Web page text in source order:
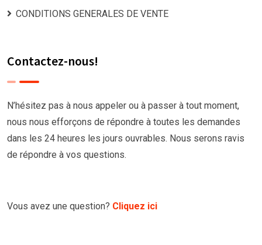
CONDITIONS GENERALES DE VENTE
Contactez-nous!
N’hésitez pas à nous appeler ou à passer à tout moment,
nous nous efforçons de répondre à toutes les demandes
dans les 24 heures les jours ouvrables. Nous serons ravis
de répondre à vos questions.
Vous avez une question? Cliquez ici